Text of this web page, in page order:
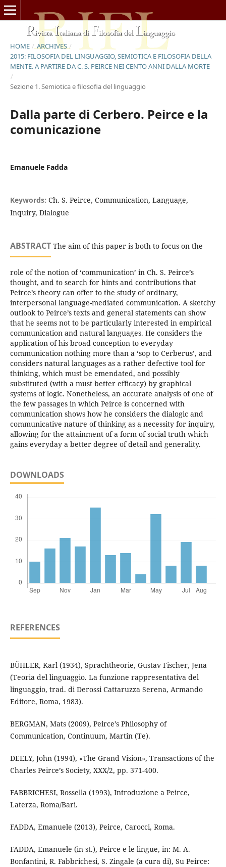
HOME / ARCHIVES /
2015: FILOSOFIA DEL LINGUAGGIO, SEMIOTICA E FILOSOFIA DELLA
MENTE. A PARTIRE DA C. S. PEIRCE NEI CENTO ANNI DALLA MORTE
/
Sezione 1. Semiotica e filosofia del linguaggio
Dalla parte di Cerbero. Peirce e la
comunicazione
Emanuele Fadda
Keywords: Ch. S. Peirce, Communication, Language,
Inquiry, Dialogue
ABSTRACTThe aim of this paper is both to focus on the
role of the notion of ‘communication’ in Ch. S. Peirce’s
thought, and to search for hints and contributions that
Peirce’s theory can offer to the study of ordinary,
interpersonal language-mediated communication. A sketchy
outlook to Peirce’s texts and general statements can show
that he seems not to be particularly interested in empirical
communication and natural languages. He considers the
application of his broad conception to everyday
communication nothing more than a ‘sop to Cerberus’, and
considers natural languages as a rather defective tool for
thinking, which must be emendated, and possibly
substituted (with a must better efficacy) by graphical
systems of logic. Nonetheless, an accurate analysis of one of
the few passages in which Peirce is concerned with
communication shows how he considers the dialogic and
communicative nature of thinking as a necessity for inquiry,
allowing for the attainment of a form of social truth which
gains everyday a better degree of detail and generality.
DOWNLOADS
REFERENCES
BÜHLER, Karl (1934), Sprachtheorie, Gustav Fischer, Jena
(Teoria del linguaggio. La funzione rappresentativa del
linguaggio, trad. di Derossi Cattaruzza Serena, Armando
Editore, Roma, 1983).
BERGMAN, Mats (2009), Peirce’s Philosophy of
Communication, Continuum, Martin (Te).
DEELY, John (1994), «The Grand Vision», Transactions of the
Charles Peirce’s Society, XXX/2, pp. 371-400.
FABBRICHESI, Rossella (1993), Introduzione a Peirce,
Laterza, Roma/Bari.
FADDA, Emanuele (2013), Peirce, Carocci, Roma.
FADDA, Emanuele (in st.), Peirce e le lingue, in: M. A.
Bonfantini, R. Fabbrichesi, S. Zingale (a cura di), Su Peirce: